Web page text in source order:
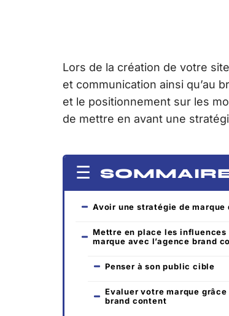
Lors de la création de votre
et communication ainsi qu’au
et le positionnement sur les
de mettre en avant une
Avoir une stratégie de marque
Mettre en place les influences
marque avec l’agence brand
Penser à son public cible
Evaluer votre marque grâce
brand content